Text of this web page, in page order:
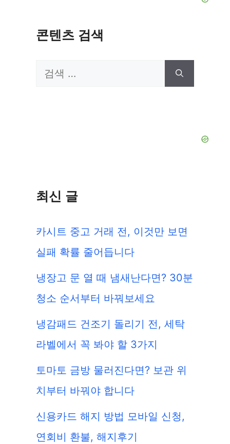
콘텐츠 검색
검
최신 글
카시트 중고 거래 전, 이것만 보면
실패 확률 줄어듭니다
냉장고 문 열 때 냄새난다면? 30분
청소 순서부터 바꿔보세요
냉감패드 건조기 돌리기 전, 세탁
라벨에서 꼭 봐야 할 3가지
토마토 금방 물러진다면? 보관 위
치부터 바꿔야 합니다
신용카드 해지 방법 모바일 신청,
연회비 환불, 해지후기